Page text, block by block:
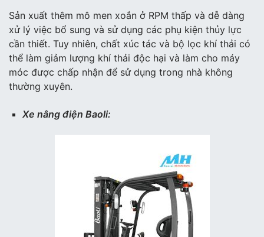
Sản xuất thêm mô men xoắn ở RPM thấp và dễ dàng
xử lý việc bổ sung và sử dụng các phụ kiện thủy lực
cần thiết. Tuy nhiên, chất xúc tác và bộ lọc khí thải có
thể làm giảm lượng khí thải độc hại và làm cho máy
móc được chấp nhận để sử dụng trong nhà không
thường xuyên.
Xe nâng điện Baoli: